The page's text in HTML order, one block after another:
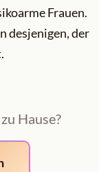
Frauen.
desjenigen, der
Hause?